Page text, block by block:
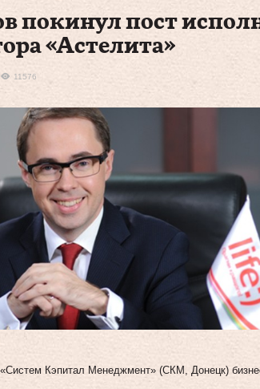
покинул пост
«Астелита»
11576
«Систем Кэпитал Менеджмент» (СКМ, Донецк)